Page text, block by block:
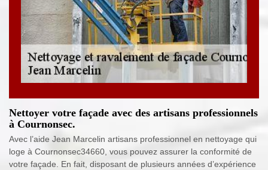
Nettoyer votre façade avec des artisans professionnels
à Cournonsec.
Avec l’aide Jean Marcelin artisans professionnel en nettoyage qui
loge à Cournonsec34660, vous pouvez assurer la conformité de
votre façade. En fait, disposant de plusieurs années d’expérience